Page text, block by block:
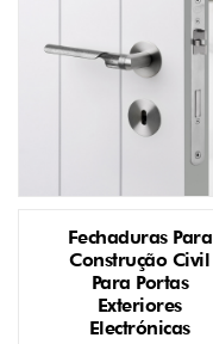
Fechaduras Para
Construção Civil
Para Portas
Exteriores
Electrónicas